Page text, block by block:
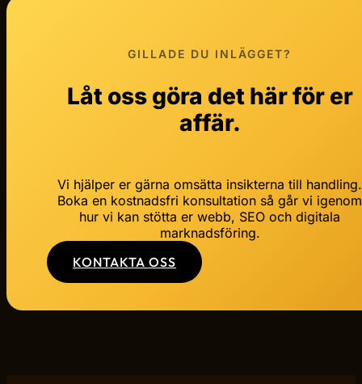
GILLADE DU INLÄGGET?
Låt oss göra det här för er
affär.
Vi hjälper er gärna omsätta insikterna till handling.
Boka en kostnadsfri konsultation så går vi igenom
hur vi kan stötta er webb, SEO och digitala
marknadsföring.
KONTAKTA OSS